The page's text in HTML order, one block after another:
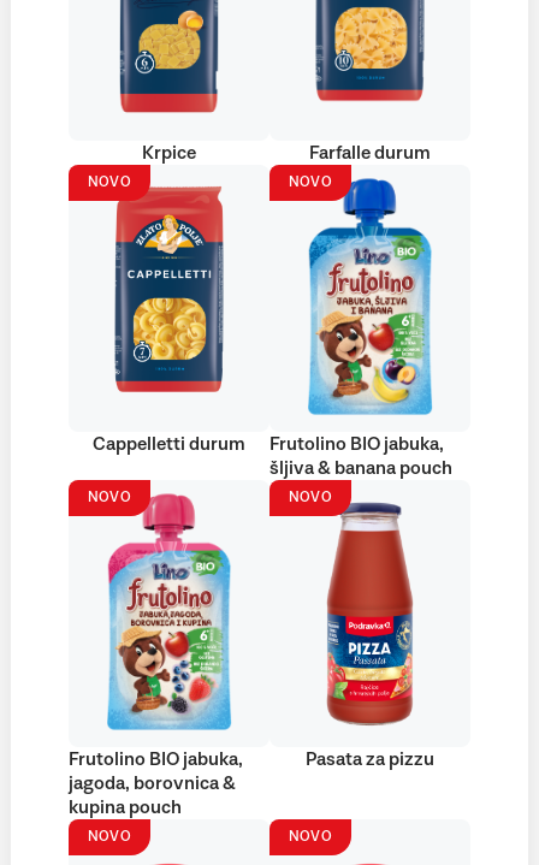
Krpice Farfalle durum
NOVO
Cappelletti durum
NOVO
Frutolino BIO jabuka,
šljiva & banana pouch
NOVO
Frutolino BIO jabuka,
jagoda, borovnica &
kupina pouch
NOVO
Pasata za pizzu
NOVO NOVO